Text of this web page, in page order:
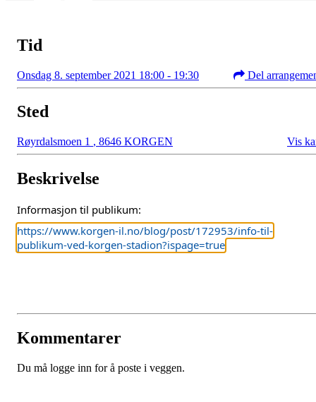
Tid
Onsdag 8. september 2021 18:00 - 19:30 Del
Sted
Røyrdalsmoen 1 , 8646 KORGEN Vis
Beskrivelse
Informasjon til publikum:
https://www.korgen-il.no/blog/post/172953/info-til-
publikum-ved-korgen-stadion?ispage=true
Kommentarer
Du må logge inn for å poste i veggen.